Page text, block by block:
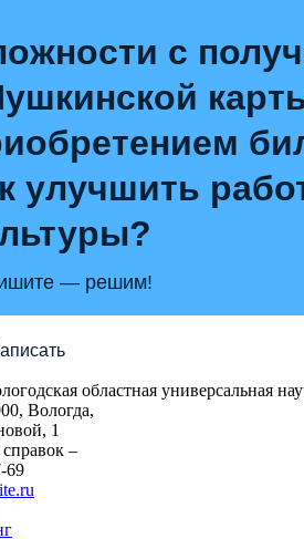
с
улучшить
— решим!
областная универсальная
Вологда,
1
–
69